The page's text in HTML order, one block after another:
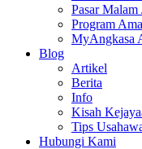
Pasar Malam
Program
MyAngkasa
Blog
Artikel
Berita
Info
Kisah
Tips
Hubungi Kami